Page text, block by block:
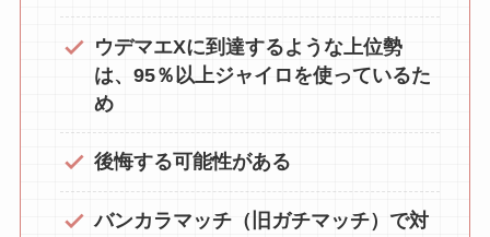
ウデマエXに到達するような上位勢
は、95％以上ジャイロを使っているた
め
後悔する可能性がある
バンカラマッチ（旧ガチマッチ）で対